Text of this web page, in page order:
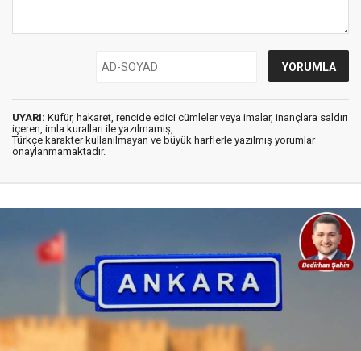
UYARI: Küfür, hakaret, rencide edici cümleler veya imalar, inançlara saldırı
içeren, imla kuralları ile yazılmamış,
Türkçe karakter kullanılmayan ve büyük harflerle yazılmış yorumlar
onaylanmamaktadır.